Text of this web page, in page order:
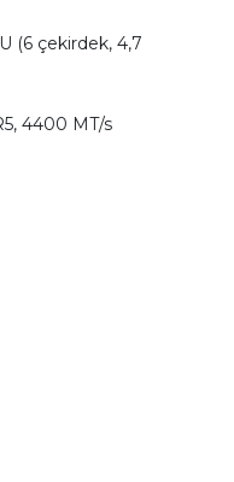
(6 çekirdek, 4,7
4400 MT/s